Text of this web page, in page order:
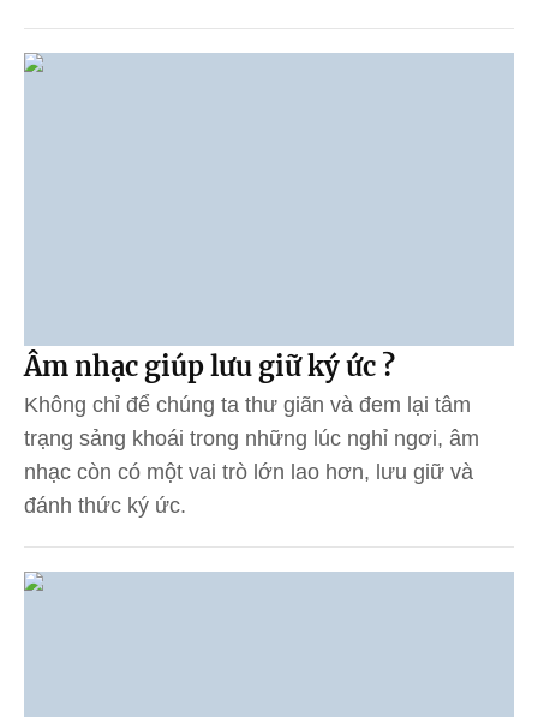
Âm nhạc giúp lưu giữ ký ức ?
Không chỉ để chúng ta thư giãn và đem lại tâm
trạng sảng khoái trong những lúc nghỉ ngơi, âm
nhạc còn có một vai trò lớn lao hơn, lưu giữ và
đánh thức ký ức.